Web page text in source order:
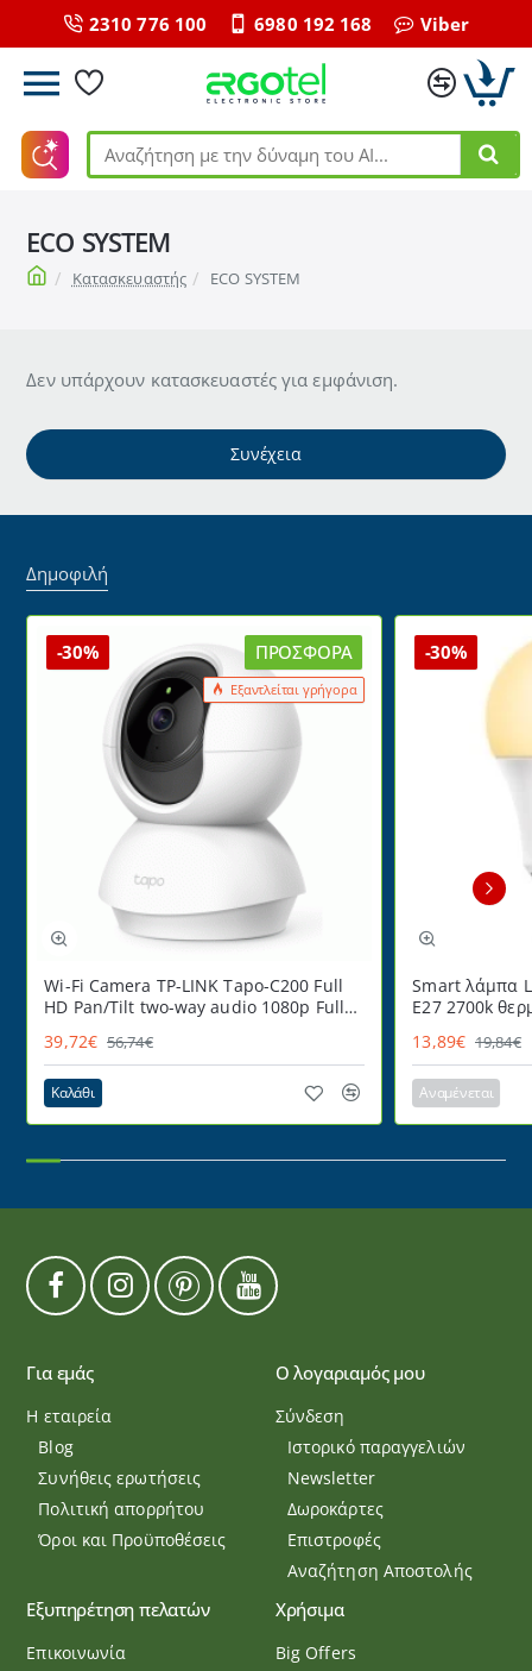
2310 776 100 6980 192 168 Viber
Αναζήτηση
δύναμη
ΑΙ...
ECO SYSTEM
homeΚατασκευαστής ECO SYSTEM
Δεν υπάρχουν κατασκευαστές για εμφάνιση.
Συνέχεια
Δημοφιλή
ΠΡΟΣΦΟΡΆ
Εξαντλείται γρήγορα
-30%
Wi-Fi Camera TP-LINK Tapo-C200 Full
HD Pan/Tilt two-way audio 1080p Full
39,72€ 56,74€
Καλάθι
-30%
Smart λάμπα
E27 2700k
13,89€ 19,84€
Αναμένεται
Για εμάς
Η εταιρεία
Blog
Συνήθεις ερωτήσεις
Πολιτική απορρήτου
Όροι και Προϋποθέσεις
Ο λογαριαμός μου
Σύνδεση
Ιστορικό παραγγελιών
Newsletter
Δωροκάρτες
Επιστροφές
Αναζήτηση Αποστολής
Εξυπηρέτηση πελατών
Επικοινωνία
Χρήσιμα
Big Offers